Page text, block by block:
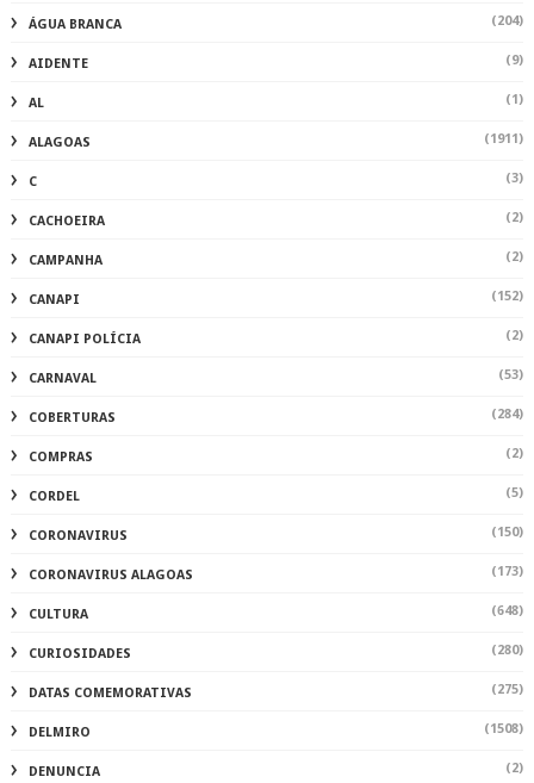
ÁGUA BRANCA (204)
AIDENTE (9)
AL (1)
ALAGOAS (1911)
C (3)
CACHOEIRA (2)
CAMPANHA (2)
CANAPI (152)
CANAPI POLÍCIA (2)
CARNAVAL (53)
COBERTURAS (284)
COMPRAS (2)
CORDEL (5)
CORONAVIRUS (150)
CORONAVIRUS ALAGOAS (173)
CULTURA (648)
CURIOSIDADES (280)
DATAS COMEMORATIVAS (275)
DELMIRO (1508)
DENUNCIA (2)